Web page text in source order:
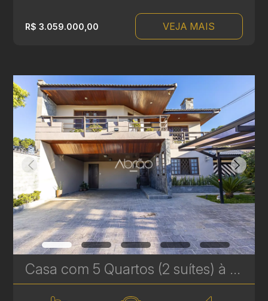
R$ 3.059.000,00 VEJA MAIS
Casa com 5 Quartos (2 suítes) à Venda no Jardim Social em Curitiba – com Piscina e churrasqueira | Ref. 1747